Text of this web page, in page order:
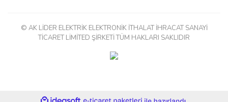
© AK LİDER ELEKTRİK ELEKTRONİK İTHALAT İHRACAT SANAYİ
TİCARET LİMİTED ŞİRKETİ TÜM HAKLARI SAKLIDIR